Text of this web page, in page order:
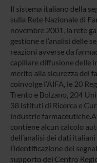
Il sistema italiano della
sulla Rete Nazionale di
novembre 2001, la rete
gestione e l’analisi delle
reazioni avverse da
capillare diffusione delle
merito alla sicurezza dei
coinvolge l’AIFA, le 20
Trento e Bolzano, 204
38 Istituti di Ricerca e
industrie
contiene alcun calcolo
dell’analisi dei dati
l’identificazione dei
supporto del Centro